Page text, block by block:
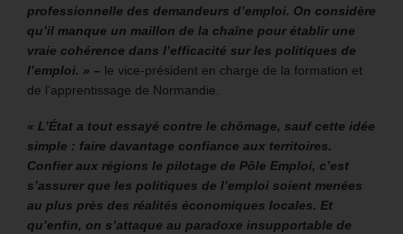
professionnelle des demandeurs d’emploi. On considère
qu’il manque un maillon de la chaîne pour établir une
vraie cohérence dans l’efficacité sur les politiques de
l’emploi. » – le vice-président en charge de la formation et
de l’apprentissage de Normandie.
« L’État a tout essayé contre le chômage, sauf cette idée
simple : faire davantage confiance aux territoires.
Confier aux régions le pilotage de Pôle Emploi, c’est
s’assurer que les politiques de l’emploi soient menées
au plus près des réalités économiques locales. Et
qu’enfin, on s’attaque au paradoxe insupportable de